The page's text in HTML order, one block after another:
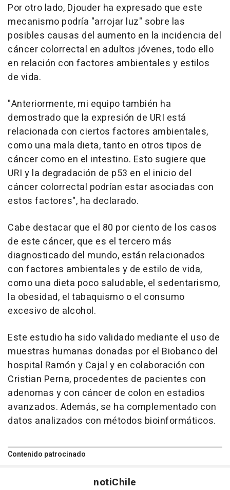
Por otro lado, Djouder ha expresado que este
mecanismo podría "arrojar luz" sobre las
posibles causas del aumento en la incidencia del
cáncer colorrectal en adultos jóvenes, todo ello
en relación con factores ambientales y estilos
de vida.
"Anteriormente, mi equipo también ha
demostrado que la expresión de URI está
relacionada con ciertos factores ambientales,
como una mala dieta, tanto en otros tipos de
cáncer como en el intestino. Esto sugiere que
URI y la degradación de p53 en el inicio del
cáncer colorrectal podrían estar asociadas con
estos factores", ha declarado.
Cabe destacar que el 80 por ciento de los casos
de este cáncer, que es el tercero más
diagnosticado del mundo, están relacionados
con factores ambientales y de estilo de vida,
como una dieta poco saludable, el sedentarismo,
la obesidad, el tabaquismo o el consumo
excesivo de alcohol.
Este estudio ha sido validado mediante el uso de
muestras humanas donadas por el Biobanco del
hospital Ramón y Cajal y en colaboración con
Cristian Perna, procedentes de pacientes con
adenomas y con cáncer de colon en estadios
avanzados. Además, se ha complementado con
datos analizados con métodos bioinformáticos.
Contenido patrocinado
notiChile